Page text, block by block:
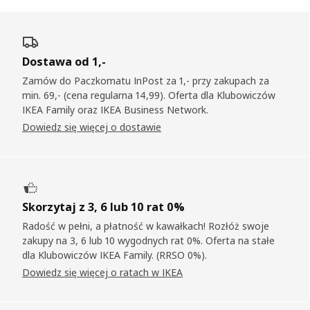
Dostawa od 1,-
Zamów do Paczkomatu InPost za 1,- przy zakupach za
min. 69,- (cena regularna 14,99). Oferta dla Klubowiczów
IKEA Family oraz IKEA Business Network.
Dowiedz się więcej o dostawie
Skorzytaj z 3, 6 lub 10 rat 0%
Radość w pełni, a płatność w kawałkach! Rozłóż swoje
zakupy na 3, 6 lub 10 wygodnych rat 0%. Oferta na stałe
dla Klubowiczów IKEA Family. (RRSO 0%).
Dowiedz się więcej o ratach w IKEA